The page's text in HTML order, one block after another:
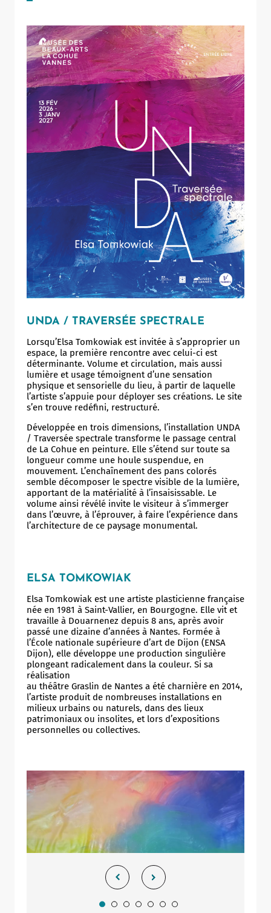
UNDA / TRAVERSÉE SPECTRALE
Lorsqu’Elsa Tomkowiak est invitée à s’approprier un
espace, la première rencontre avec celui-ci est
déterminante. Volume et circulation, mais aussi
lumière et usage témoignent d’une sensation
physique et sensorielle du lieu, à partir de laquelle
l’artiste s’appuie pour déployer ses créations. Le site
s’en trouve redéfini, restructuré.
Développée en trois dimensions, l’installation UNDA
/ Traversée spectrale transforme le passage central
de La Cohue en peinture. Elle s’étend sur toute sa
longueur comme une houle suspendue, en
mouvement. L’enchaînement des pans colorés
semble décomposer le spectre visible de la lumière,
apportant de la matérialité à l’insaisissable. Le
volume ainsi révélé invite le visiteur à s’immerger
dans l’œuvre, à l’éprouver, à faire l’expérience dans
l’architecture de ce paysage monumental.
ELSA TOMKOWIAK
Elsa Tomkowiak est une artiste plasticienne française
née en 1981 à Saint-Vallier, en Bourgogne. Elle vit et
travaille à Douarnenez depuis 8 ans, après avoir
passé une dizaine d’années à Nantes. Formée à
l’École nationale supérieure d’art de Dijon (ENSA
Dijon), elle développe une production singulière
plongeant radicalement dans la couleur. Si sa
réalisation
au théâtre Graslin de Nantes a été charnière en 2014,
l’artiste produit de nombreuses installations en
milieux urbains ou naturels, dans des lieux
patrimoniaux ou insolites, et lors d’expositions
personnelles ou collectives.